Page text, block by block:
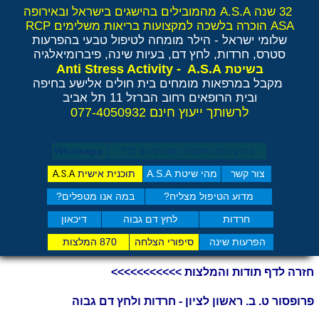
צור קשר מהי שיטת A.S.A תוכנית אישיתA.S.A
חרדות לחץ דם גבוה דיכאון
מדוע הטיפול מצליח? במה אנו מטפלים?
הפרעות שינה סיפורי הצלחה 870 המלצות
32 שנה A.S.A מהמובילים בהישגים בישראל ובאירופה
ASA הוכרה בלשכה למקצועות בריאות משלימים RCP
שלומי ישראל - הילר מומחה לטיפול טבעי בהפרעות
סטרס, חרדות, לחץ דם, בעיות שינה, פיברומיאלגיה
בשיטת Anti Stress Activity - A.S.A
מקבל במרפאות מומחים בית חולים אלישע בחיפה
ובית הרופאים רחוב הברזל 11 תל אביב
לרשותך ייעוץ חינם 077-4050932
פרופסור ט. ב. ראשון לציון - חרדות ולחץ דם גבוה
חזרה לדף תודות והמלצות >>>>>>>>>>>